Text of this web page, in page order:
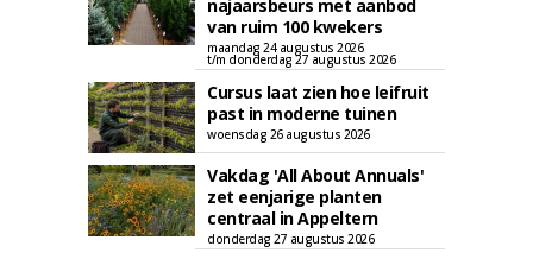
najaarsbeurs met aanbod
van ruim 100 kwekers
maandag 24 augustus 2026
t/m donderdag 27 augustus 2026
Cursus laat zien hoe leifruit
past in moderne tuinen
woensdag 26 augustus 2026
Vakdag 'All About Annuals'
zet eenjarige planten
centraal in Appeltern
donderdag 27 augustus 2026